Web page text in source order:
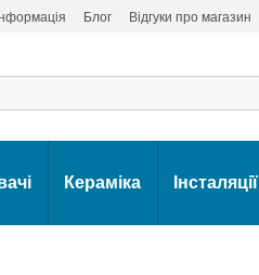
Блог Відгуки про магазин
Кераміка Інсталяції